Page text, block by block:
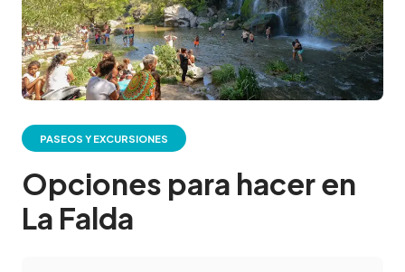
PASEOS Y EXCURSIONES
Opciones para hacer en
La Falda